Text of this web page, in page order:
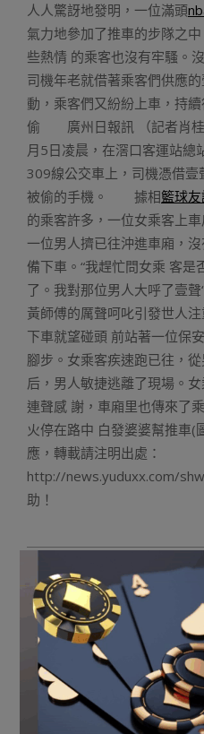
人人驚訝地發明，一位滿頭
氣力地參加了推車的步隊之
些熱情 的乘客也沒有牢騷。
司機年老就借著乘客們供應
動，乘客們又紛紛上車，
偷 廣州日報訊 （記者肖桂
月5日凌晨，在滘口客運站總
309線公交車上，司機憑借
被偷的手機。 據相籃球
的乘客許多，一位女乘客上
一位男人擠已往沖進車廂，
備下車。“我趕忙問女乘 客
了。我對那位男人大呼了壹聲
黃師傅的厲聲呵叱引發世人
下車就望碰頭 前站著一位保
腳步。女乘客疾速跑已往，
后，男人敏捷逃離了現場。
連聲感 謝，車廂里也傳來了
火停在路中 白發婆婆幫推車
應，轉載請注明出處：
http://news.yuduxx.com/
助！
10-
13
Previous Post: 玩運彩|江
是“韓國職棒比分操作掉誤”
Next Post:玩運彩|網紅女
彩賠率變動物 廣勝寺：公司